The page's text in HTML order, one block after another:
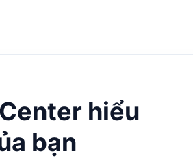
hiểu
bạn